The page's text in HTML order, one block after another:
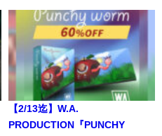
【2/13迄】W.A.
PRODUCTION『PUNCHY